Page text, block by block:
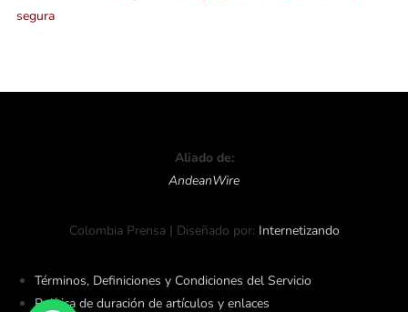
segura
Aliado de:
AndeanWire
Colombia Prensa | Diseñado por: Internetizando
Términos, Definiciones y Condiciones del Servicio
Política de duración de artículos y enlaces